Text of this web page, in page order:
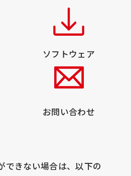
ソフトウェア
お問い合わせ
できない場合は、以下の